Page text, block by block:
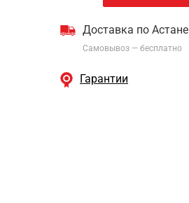
Доставка по Астане
Самовывоз — бесплатно
Гарантии